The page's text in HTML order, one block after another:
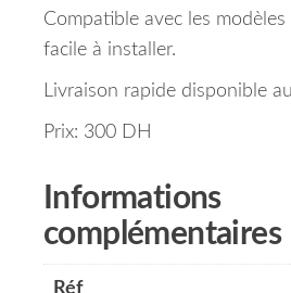
Compatible avec les modèles
facile à installer.
Livraison rapide disponible
Prix: 300 DH
Informations
complémentaires
Réf